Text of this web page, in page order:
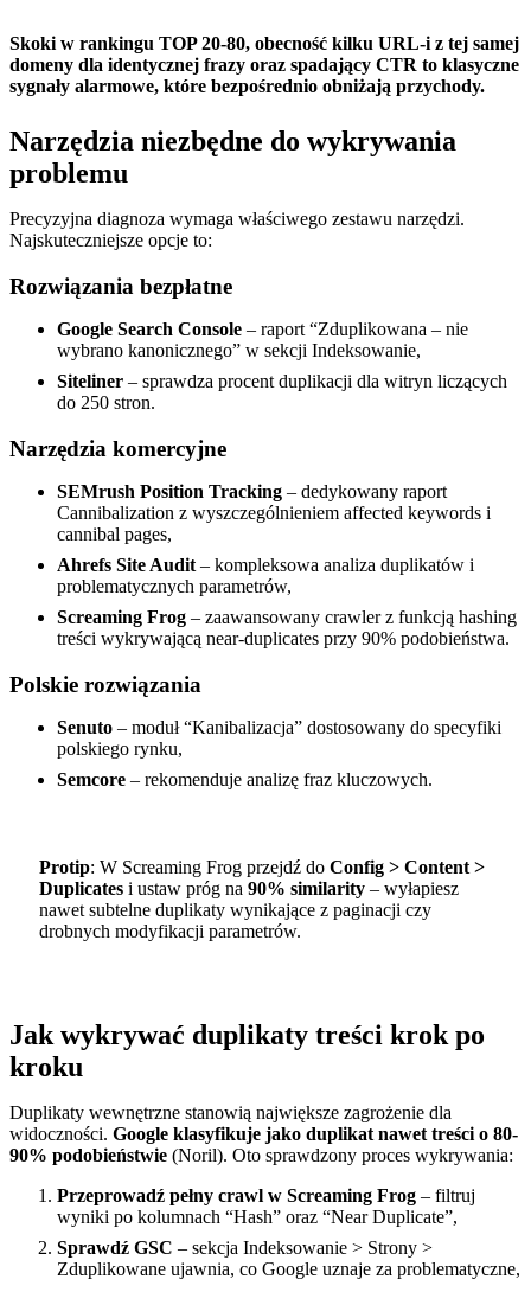
Skoki w rankingu TOP 20-80, obecność kilku URL-i z tej samej
domeny dla identycznej frazy oraz spadający CTR to klasyczne
sygnały alarmowe, które bezpośrednio obniżają przychody.
Narzędzia niezbędne do wykrywania
problemu
Precyzyjna diagnoza wymaga właściwego zestawu narzędzi.
Najskuteczniejsze opcje to:
Rozwiązania bezpłatne
Google Search Console – raport “Zduplikowana – nie
wybrano kanonicznego” w sekcji Indeksowanie,
Siteliner – sprawdza procent duplikacji dla witryn liczących
do 250 stron.
Narzędzia komercyjne
SEMrush Position Tracking – dedykowany raport
Cannibalization z wyszczególnieniem affected keywords i
cannibal pages,
Ahrefs Site Audit – kompleksowa analiza duplikatów i
problematycznych parametrów,
Screaming Frog – zaawansowany crawler z funkcją hashing
treści wykrywającą near-duplicates przy 90% podobieństwa.
Polskie rozwiązania
Senuto – moduł “Kanibalizacja” dostosowany do specyfiki
polskiego rynku,
Semcore – rekomenduje analizę fraz kluczowych.
Protip: W Screaming Frog przejdź do Config > Content >
Duplicatesi ustaw próg na 90% similarity– wyłapiesz
nawet subtelne duplikaty wynikające z paginacji czy
drobnych modyfikacji parametrów.
Jak wykrywać duplikaty treści krok po
kroku
Duplikaty wewnętrzne stanowią największe zagrożenie dla
widoczności. Google klasyfikuje jako duplikat nawet treści o 80-
90% podobieństwie (Noril). Oto sprawdzony proces wykrywania:
Przeprowadź pełny crawl w Screaming Frog – filtruj
wyniki po kolumnach “Hash” oraz “Near Duplicate”,
Sprawdź GSC – sekcja Indeksowanie > Strony >
Zduplikowane ujawnia, co Google uznaje za problematyczne,